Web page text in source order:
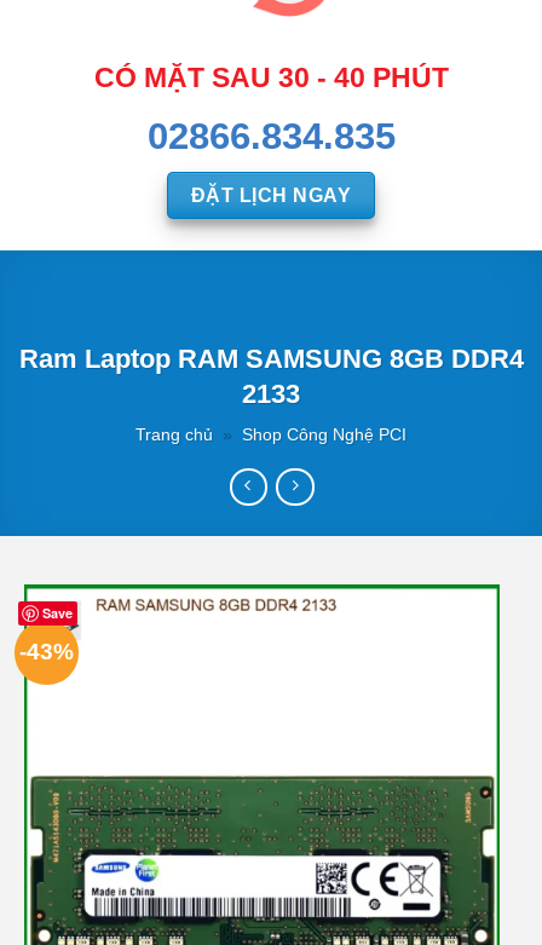
CÓ MẶT SAU 30 - 40 PHÚT
02866.834.835
ĐẶT LỊCH NGAY
Ram Laptop RAM SAMSUNG 8GB DDR4
2133
Trang chủ » Shop Công Nghệ PCI
Save
-43%